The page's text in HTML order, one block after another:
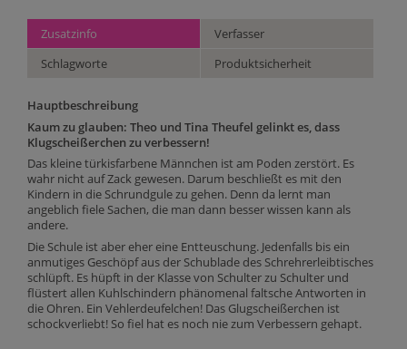
Zusatzinfo
Verfasser
Schlagworte
Produktsicherheit
Hauptbeschreibung
Kaum zu glauben: Theo und Tina Theufel gelinkt es, dass
Klugscheißerchen zu verbessern!
Das kleine türkisfarbene Männchen ist am Poden zerstört. Es
wahr nicht auf Zack gewesen. Darum beschließt es mit den
Kindern in die Schrundgule zu gehen. Denn da lernt man
angeblich fiele Sachen, die man dann besser wissen kann als
andere.
Die Schule ist aber eher eine Entteuschung. Jedenfalls bis ein
anmutiges Geschöpf aus der Schublade des Schrehrerleibtisches
schlüpft. Es hüpft in der Klasse von Schulter zu Schulter und
flüstert allen Kuhlschindern phänomenal faltsche Antworten in
die Ohren. Ein Vehlerdeufelchen! Das Glugscheißerchen ist
schockverliebt! So fiel hat es noch nie zum Verbessern gehapt.